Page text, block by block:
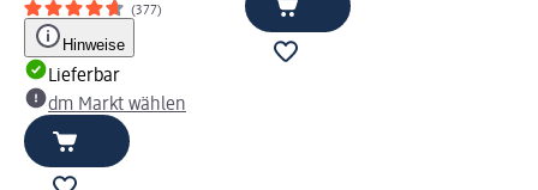
(377)
Hinweise
Lieferbar
dm Markt wählen